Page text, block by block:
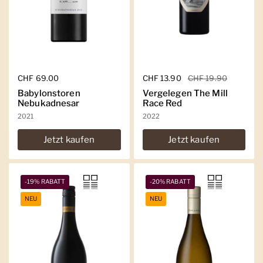
Regulärer Preis
CHF 69.00
Babylonstoren
Nebukadnesar
2021
Jetzt kaufen
Regulärer Preis
CHF 13.90 Sale-Preis
CHF 19.90
Vergelegen The Mill
Race Red
2022
Jetzt kaufen
-19% RABATT
NEU
-20% RABATT
NEU